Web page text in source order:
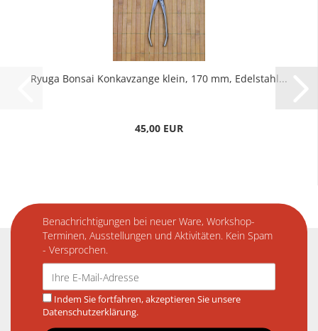
Ryuga Bonsai Konkavzange klein, 170 mm, Edelstahl...
45,00 EUR
Benachrichtigungen bei neuer Ware, Workshop-
Terminen, Ausstellungen und Aktivitäten. Kein Spam
- Versprochen.
Indem Sie fortfahren, akzeptieren Sie unsere
Datenschutzerklärung.